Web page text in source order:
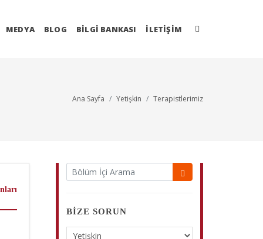
MEDYA BLOG BİLGİ BANKASI İLETIŞIM
Ana Sayfa Yetişkin Terapistlerimiz
BIZE SORUN